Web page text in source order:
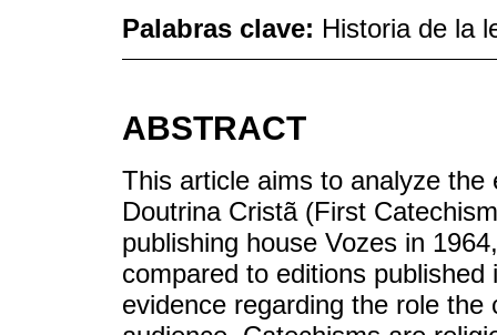
Palabras clave: Historia de la
ABSTRACT
This article aims to analyze
Doutrina Cristã (First
publishing house Vozes in
compared to editions
evidence regarding the role